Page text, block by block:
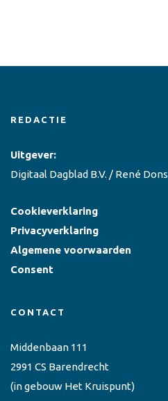
REDACTIE
Uitgever:
Digitaal Dagblad B.V. / René Dons
Cookieverklaring
Privacyverklaring
Algemene voorwaarden
Consent
CONTACT
Middenbaan 111
2991 CS Barendrecht
(in gebouw Het Kruispunt)